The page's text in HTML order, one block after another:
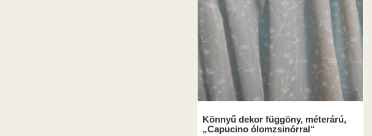
Könnyű dekor függöny, méterárú,
„Capucino ólomzsinórral“